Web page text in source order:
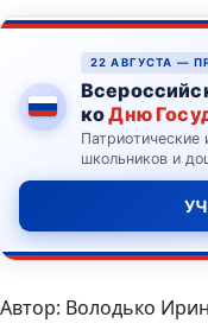
22 АВГУСТА —
коДню
Патриотические
школьников и
Автор: Володько